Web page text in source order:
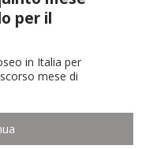
per il
in Italia per
mese di